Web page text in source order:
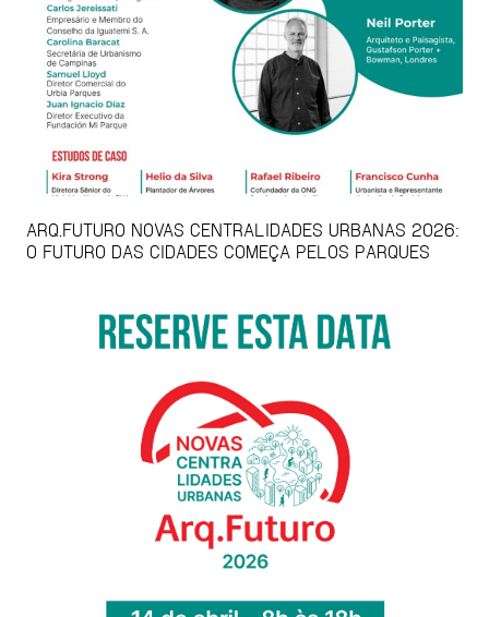
ARQ.FUTURO NOVAS CENTRALIDADES URBANAS 2026:
O FUTURO DAS CIDADES COMEÇA PELOS PARQUES